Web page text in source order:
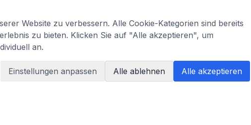
Website zu verbessern. Alle Cookie-Kategorien sind bereits
zu bieten. Klicken Sie auf "Alle akzeptieren", um
an.
Einstellungen anpassen Alle ablehnen Alle akzeptieren